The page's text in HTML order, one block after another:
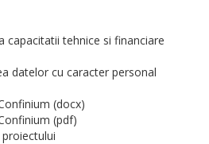
capacitatii tehnice si financiare
datelor cu caracter personal
(docx)
(pdf)